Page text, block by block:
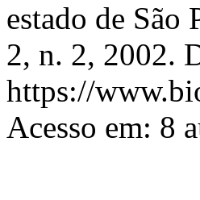
estado de São
2, n. 2, 2002.
https://
Acesso em: 8